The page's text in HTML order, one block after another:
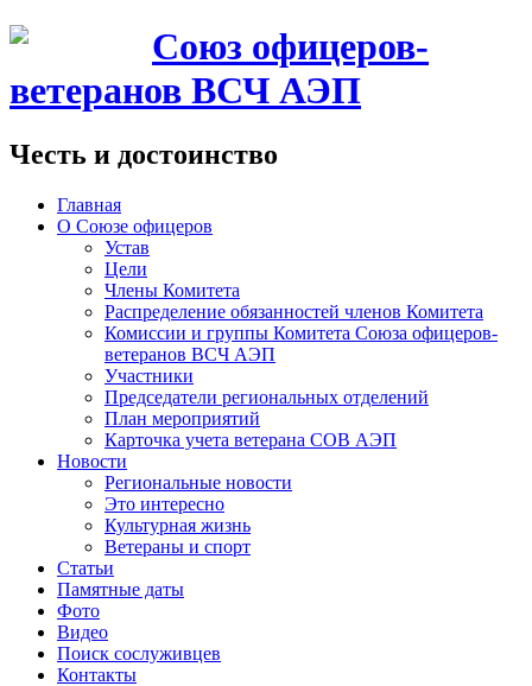
Союз офицеров-
ветеранов ВСЧ АЭП
Честь и достоинство
Главная
О Союзе офицеров
Устав
Цели
Члены Комитета
Распределение обязанностей членов Комитета
Комиссии и группы Комитета Союза офицеров-
ветеранов ВСЧ АЭП
Участники
Председатели региональных отделений
План мероприятий
Карточка учета ветерана CОВ АЭП
Новости
Региональные новости
Это интересно
Культурная жизнь
Ветераны и спорт
Статьи
Памятные даты
Фото
Видео
Поиск сослуживцев
Контакты